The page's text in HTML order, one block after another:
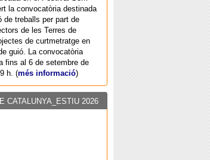
la convocatòria destinada
de treballs per part de
de les Terres de
de curtmetratge en
guió. La convocatòria
fins al 6 de setembre de
h. (més informació)
CATALUNYA_ESTIU 2026